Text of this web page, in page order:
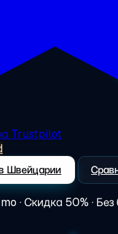
Trustpilot
Швейцарии
· Скидка 50% ·